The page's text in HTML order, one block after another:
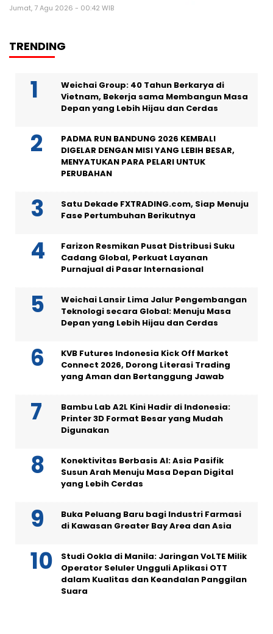
Jumat, 7 Agu 2026 - 00:42 WIB
TRENDING
Weichai Group: 40 Tahun Berkarya di
Vietnam, Bekerja sama Membangun Masa
Depan yang Lebih Hijau dan Cerdas
PADMA RUN BANDUNG 2026 KEMBALI
DIGELAR DENGAN MISI YANG LEBIH BESAR,
MENYATUKAN PARA PELARI UNTUK
PERUBAHAN
Satu Dekade FXTRADING.com, Siap Menuju
Fase Pertumbuhan Berikutnya
Farizon Resmikan Pusat Distribusi Suku
Cadang Global, Perkuat Layanan
Purnajual di Pasar Internasional
Weichai Lansir Lima Jalur Pengembangan
Teknologi secara Global: Menuju Masa
Depan yang Lebih Hijau dan Cerdas
KVB Futures Indonesia Kick Off Market
Connect 2026, Dorong Literasi Trading
yang Aman dan Bertanggung Jawab
Bambu Lab A2L Kini Hadir di Indonesia:
Printer 3D Format Besar yang Mudah
Digunakan
Konektivitas Berbasis AI: Asia Pasifik
Susun Arah Menuju Masa Depan Digital
yang Lebih Cerdas
Buka Peluang Baru bagi Industri Farmasi
di Kawasan Greater Bay Area dan Asia
Studi Ookla di Manila: Jaringan VoLTE Milik
Operator Seluler Ungguli Aplikasi OTT
dalam Kualitas dan Keandalan Panggilan
Suara